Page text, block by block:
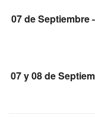
07 de Septiembre
07 y 08 de